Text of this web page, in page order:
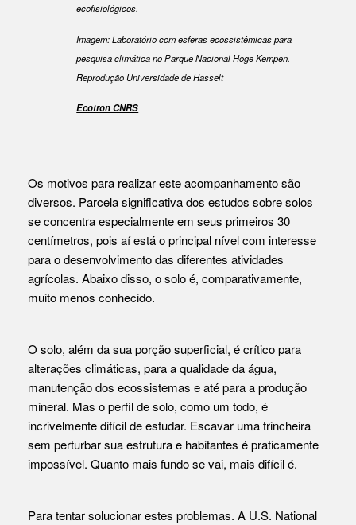
ecofisiológicos.
Imagem: Laboratório com esferas ecossistêmicas para
pesquisa climática no Parque Nacional Hoge Kempen.
Reprodução Universidade de Hasselt
Ecotron CNRS
Os motivos para realizar este acompanhamento são
diversos. Parcela significativa dos estudos sobre solos
se concentra especialmente em seus primeiros 30
centímetros, pois aí está o principal nível com interesse
para o desenvolvimento das diferentes atividades
agrícolas. Abaixo disso, o solo é, comparativamente,
muito menos conhecido.
O solo, além da sua porção superficial, é crítico para
alterações climáticas, para a qualidade da água,
manutenção dos ecossistemas e até para a produção
mineral. Mas o perfil de solo, como um todo, é
incrivelmente difícil de estudar. Escavar uma trincheira
sem perturbar sua estrutura e habitantes é praticamente
impossível. Quanto mais fundo se vai, mais difícil é.
Para tentar solucionar estes problemas. A U.S. National